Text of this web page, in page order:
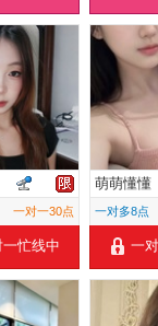
一对一30点
一忙线中
萌萌懂懂
一对多8点
一